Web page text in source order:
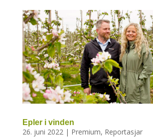
Epler i vinden
26. juni 2022| Premium, Reportasjar